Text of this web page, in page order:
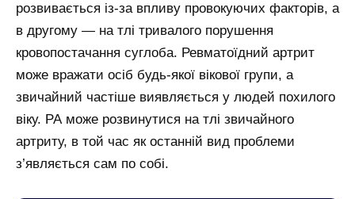
розвивається із-за впливу провокуючих факторів, а
в другому — на тлі тривалого порушення
кровопостачання суглоба. Ревматоїдний артрит
може вражати осіб будь-якої вікової групи, а
звичайний частіше виявляється у людей похилого
віку. РА може розвинутися на тлі звичайного
артриту, в той час як останній вид проблеми
з’являється сам по собі.